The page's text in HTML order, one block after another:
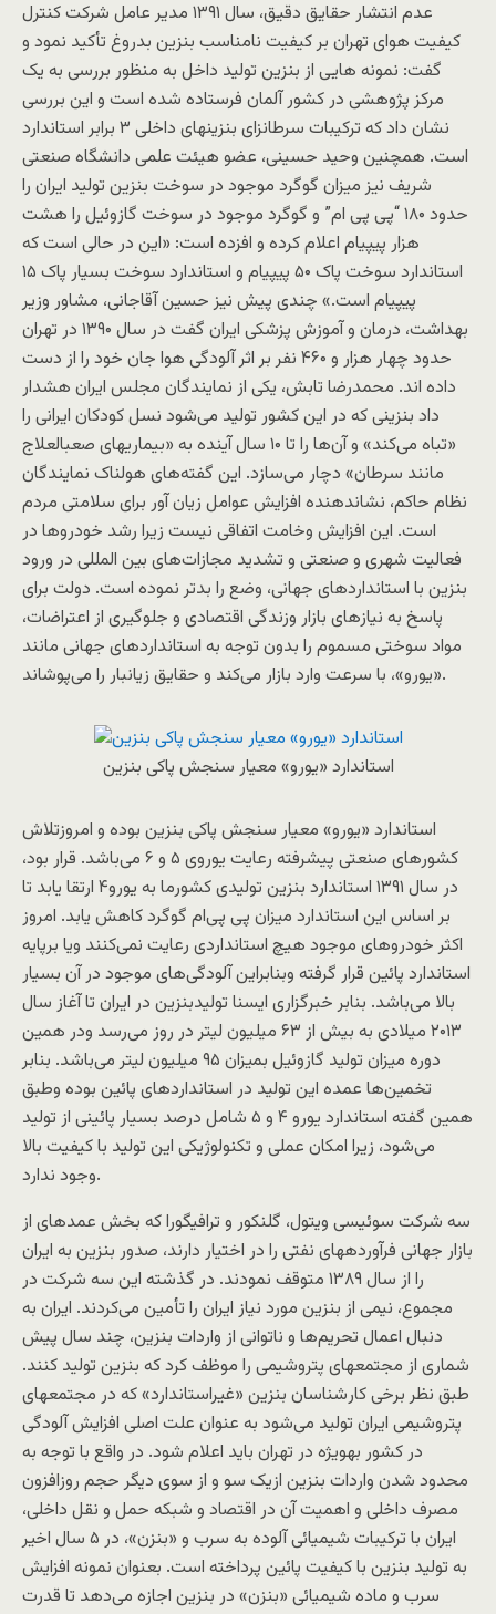
عدم انتشار حقایق دقیق، سال ۱۳۹۱ مدیر عامل شرکت کنترل
کیفیت هوای تهران بر کیفیت نامناسب بنزین بدروغ تأکید نمود و
گفت: نمونه هایی از بنزین تولید داخل به منظور بررسی به یک
مرکز پژوهشی در کشور آلمان فرستاده شده است و این بررسی
نشان داد که ترکیبات سرطانزای بنزینهای داخلی ۳ برابر استاندارد
است. همچنین وحید حسینی، عضو هیئت علمی دانشگاه صنعتی
شریف نیز میزان گوگرد موجود در سوخت بنزین تولید ایران را
حدود ۱۸۰ “پی پی ام” و گوگرد موجود در سوخت گازوئیل را هشت
هزار پیپیام اعلام کرده و افزده است: «این در حالی است که
استاندارد سوخت پاک ۵۰ پیپیام و استاندارد سوخت بسیار پاک ۱۵
پیپیام است.» چندی پیش نیز حسین آقاجانی، مشاور وزیر
بهداشت، درمان و آموزش پزشکی ایران گفت در سال ۱۳۹۰ در تهران
حدود چهار هزار و ۴۶۰ نفر بر اثر آلودگی هوا جان خود را از دست
داده اند. محمدرضا تابش، یکی از نمایندگان مجلس ایران هشدار
داد بنزینی که در این کشور تولید می‌شود نسل کودکان ایرانی را
«تباه می‌کند» و آن‌ها را تا ۱۰ سال آینده به «بیماریهای صعبالعلاج
مانند سرطان» دچار می‌سازد. این گفته‌های هولناک نمایندگان
نظام حاکم، نشاندهنده افزایش عوامل زیان آور برای سلامتی مردم
است. این افزایش وخامت اتفاقی نیست زیرا رشد خودرو‌ها در
فعالیت شهری و صنعتی و تشدید مجازات‌های بین المللی در ورود
بنزین با استانداردهای جهانی، وضع را بد‌تر نموده است. دولت برای
پاسخ به نیازهای بازار وزندگی اقتصادی و جلوگیری از اعتراضات،
مواد سوختی مسموم را بدون توجه به استانداردهای جهانی مانند
«یورو»، با سرعت وارد بازار می‌کند و حقایق زیانبار را می‌پوشاند.
استاندارد «یورو» معیار سنجش پاکی بنزین
استاندارد «یورو» معیار سنجش پاکی بنزین بوده و امروزتلاش
کشورهای صنعتی پیشرفته رعایت یوروی ۵ و ۶ می‌باشد. قرار بود،
در سال ۱۳۹۱ استاندارد بنزین تولیدی کشورما به یورو۴ ارتقا یابد تا
بر اساس این استاندارد میزان پی پی‌ام گوگرد کاهش یابد. امروز
اکثر خودروهای موجود هیچ استانداردی رعایت نمی‌کنند ویا برپایه
استاندارد پائین قرار گرفته وبنابراین آلودگی‌های موجود در آن بسیار
بالا می‌باشد. بنابر خبرگزاری ایسنا تولیدبنزین در ایران تا آغاز سال
۲۰۱۳ میلادی به بیش از ۶۳ میلیون لیتر در روز می‌رسد ودر همین
دوره میزان تولید گازوئیل بمیزان ۹۵ میلیون لیتر می‌باشد. بنابر
تخمین‌ها عمده این تولید در استانداردهای پائین بوده وطبق
همین گفته استاندارد یورو ۴ و ۵ شامل درصد بسیار پائینی از تولید
می‌شود، زیرا امکان عملی و تکنولوژیکی این تولید با کیفیت بالا
وجود ندارد.
سه شرکت سوئیسی ویتول، گلنکور و ترافیگورا که بخش عمدهای از
بازار جهانی فرآوردههای نفتی را در اختیار دارند، صدور بنزین به ایران
را از سال ۱۳۸۹ متوقف نمودند. در گذشته این سه شرکت در
مجموع، نیمی از بنزین مورد نیاز ایران را تأمین می‌کردند. ایران به
دنبال اعمال تحریم‌ها و ناتوانی از واردات بنزین، چند سال پیش
شماری از مجتمعهای پتروشیمی را موظف کرد که بنزین تولید کنند.
طبق نظر برخی کار‌شناسان بنزین «غیراستاندارد» که در مجتمعهای
پتروشیمی ایران تولید می‌شود به عنوان علت اصلی افزایش آلودگی
در کشور بهویژه در تهران باید اعلام شود. در واقع با توجه به
محدود شدن واردات بنزین ازیک سو و از سوی دیگر حجم روزافزون
مصرف داخلی و اهمیت آن در اقتصاد و شبکه حمل و نقل داخلی،
ایران با ترکیبات شیمیائی آلوده به سرب و «بنزن»، در ۵ سال اخیر
به تولید بنزین با کیفیت پائین پرداخته است. بعنوان نمونه افزایش
سرب و ماده شیمیائی «بنزن» در بنزین اجازه می‌دهد تا قدرت